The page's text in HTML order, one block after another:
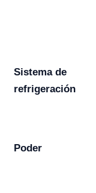
Sistema de
refrigeración
Poder